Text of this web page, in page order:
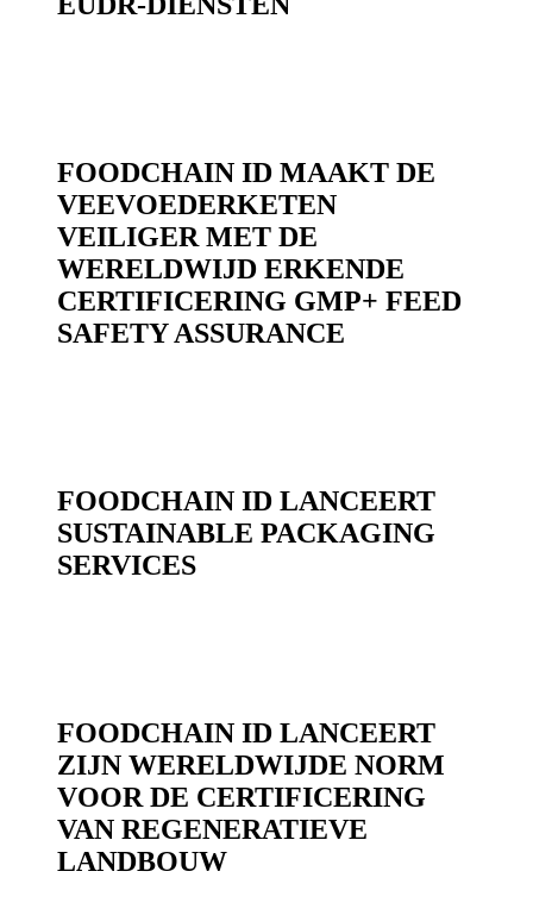
FOODCHAIN ID MAAKT DE
VEEVOEDERKETEN
VEILIGER MET DE
WERELDWIJD ERKENDE
CERTIFICERING GMP+ FEED
SAFETY ASSURANCE
FOODCHAIN ID LANCEERT
SUSTAINABLE PACKAGING
SERVICES
FOODCHAIN ID LANCEERT
ZIJN WERELDWIJDE NORM
VOOR DE CERTIFICERING
VAN REGENERATIEVE
LANDBOUW